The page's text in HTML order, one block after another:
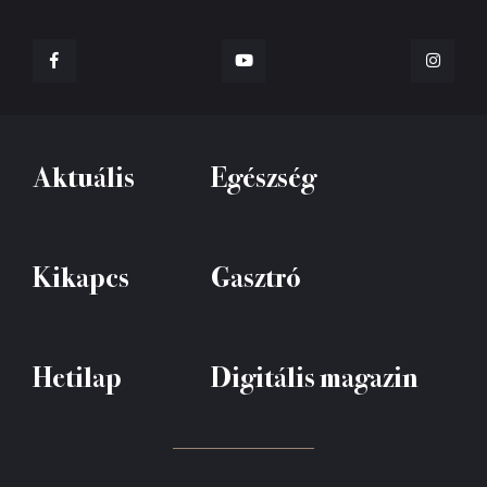
Aktuális Egészség
Kikapcs Gasztró
Hetilap Digitális magazin